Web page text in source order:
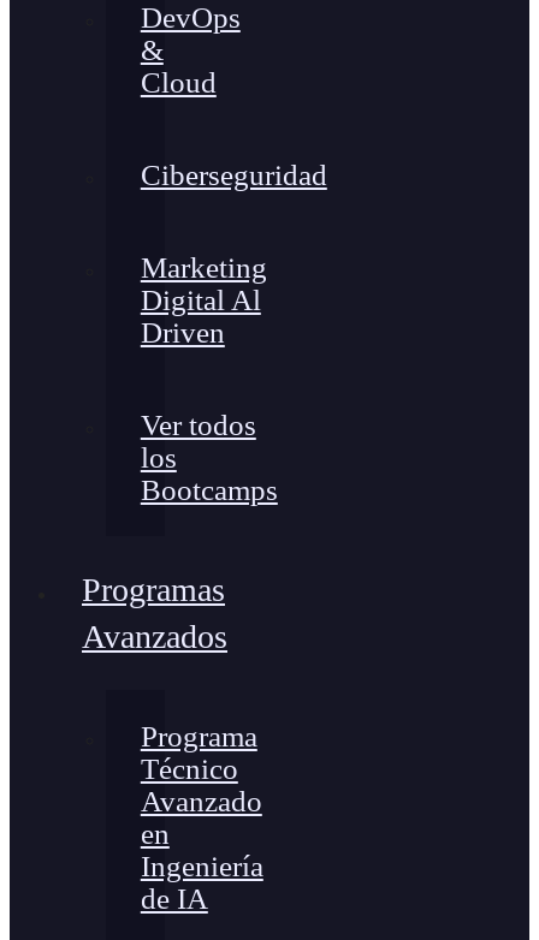
DevOps
&
Cloud
Ciberseguridad
Marketing
Digital Al
Driven
Ver todos
los
Bootcamps
Programas
Avanzados
Programa
Técnico
Avanzado
en
Ingeniería
de IA